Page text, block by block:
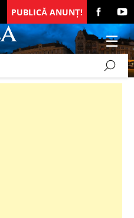
PUBLICĂ ANUNȚ!